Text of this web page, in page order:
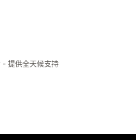
- 提供全天候支持